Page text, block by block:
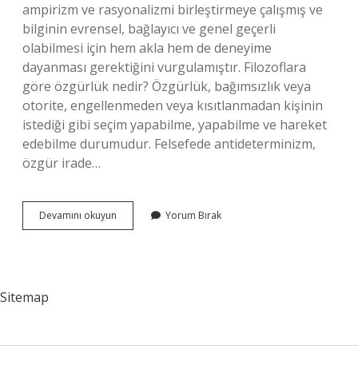
ampirizm ve rasyonalizmi birleştirmeye çalışmış ve
bilginin evrensel, bağlayıcı ve genel geçerli
olabilmesi için hem akla hem de deneyime
dayanması gerektiğini vurgulamıştır. Filozoflara
göre özgürlük nedir? Özgürlük, bağımsızlık veya
otorite, engellenmeden veya kısıtlanmadan kişinin
istediği gibi seçim yapabilme, yapabilme ve hareket
edebilme durumudur. Felsefede antideterminizm,
özgür irade…
Devamını okuyun
Göre
Yorum Bırak
Sitemap